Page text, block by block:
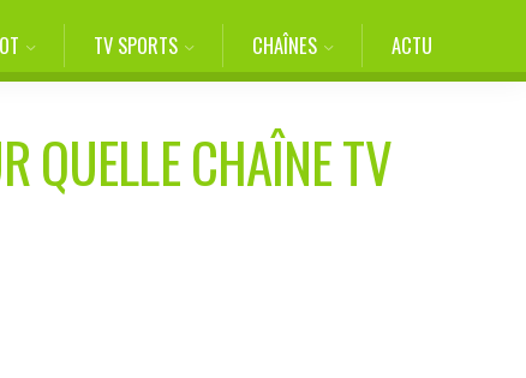
TV SPORTS CHAÎNES ACTU
QUELLE CHAÎNE TV